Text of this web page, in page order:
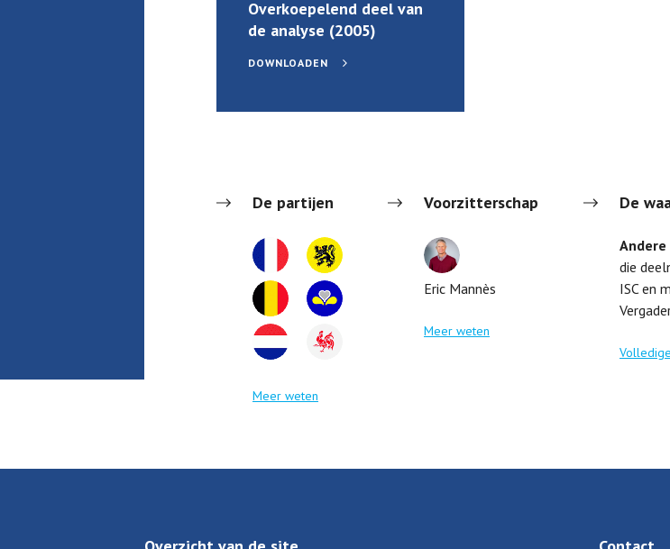
Overkoepelend deel van
de analyse (2005)
DOWNLOADEN
De partijen
Meer weten
Voorzitterschap
Eric Mannès
Meer weten
De
die
ISC en